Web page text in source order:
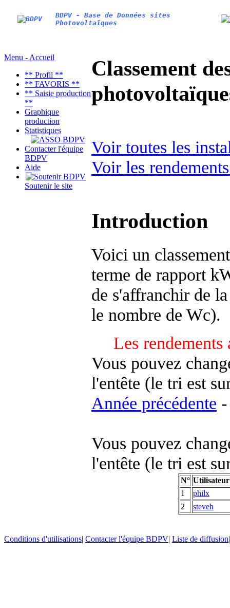
BDPV - Base de Données sites
Photovoltaïques
Menu - Accueil
** Profil **
** FAVORIS **
** Saisie production
**
Graphique
production
Statistiques
Contacter l'équipe
BDPV
Aide
Soutenir le site
Classement
Voir toutes les
Voir les
Introduction
Voici un
terme de rapport
de s'affranchir de
le nombre de Wc).
Les
Vous pouvez
l'entête (le tri est
Année précédente
Vous pouvez
l'entête (le tri est
N° Utilisateur
1
philx
2
steveh
Conditions d'utilisations| Contacter l'équipe BDPV| Liste de diffusion